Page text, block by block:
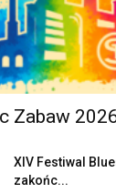
Zabaw
XIV Festiwal
zakońc...